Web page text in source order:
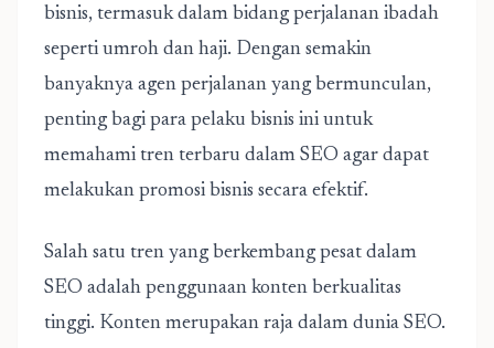
bisnis, termasuk dalam bidang perjalanan ibadah
seperti umroh dan haji. Dengan semakin
banyaknya agen perjalanan yang bermunculan,
penting bagi para pelaku bisnis ini untuk
memahami tren terbaru dalam SEO agar dapat
melakukan promosi bisnis secara efektif.
Salah satu tren yang berkembang pesat dalam
SEO adalah penggunaan konten berkualitas
tinggi. Konten merupakan raja dalam dunia SEO.